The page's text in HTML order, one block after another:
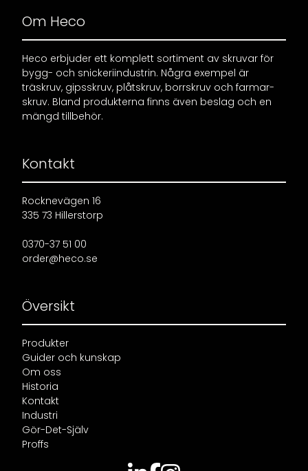
Om Heco
Heco erbjuder ett komplett sortiment av skruvar för
bygg- och snickeriindustrin. Några exempel är
träskruv, gipsskruv, plåtskruv, borrskruv och farmar-
skruv. Bland produkterna finns även beslag och en
mängd tillbehör.
Kontakt
Rocknevägen 16
335 73 Hillerstorp
0370-37 51 00
order@heco.se
Översikt
Produkter
Guider och kunskap
Om oss
Historia
Kontakt
Industri
Gör-Det-Själv
Proffs